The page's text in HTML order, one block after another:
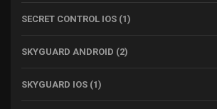
SECRET CONTROL IOS (1)
SKYGUARD ANDROID (2)
SKYGUARD IOS (1)